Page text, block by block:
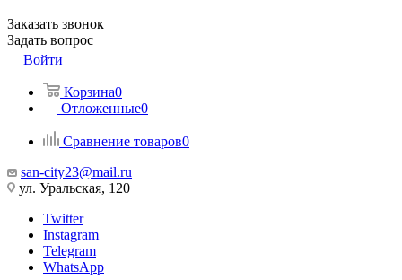
Заказать звонок
Задать вопрос
Войти
Корзина0
Отложенные0
Сравнение товаров0
san-city23@mail.ru
ул. Уральская, 120
Twitter
Instagram
Telegram
WhatsApp